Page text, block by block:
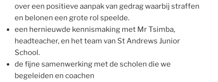
over een positieve aanpak van gedrag waarbij straffen
en belonen een grote rol speelde.
een hernieuwde kennismaking met Mr Tsimba,
headteacher, en het team van St Andrews Junior
School.
de fijne samenwerking met de scholen die we
begeleiden en coachen